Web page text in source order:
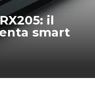
il
smart